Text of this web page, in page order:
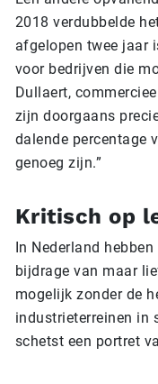
2018 verdubbelde
afgelopen twee jaar
voor bedrijven die
Dullaert,
zijn doorgaans
dalende percentage
genoeg zijn.”
Kritisch op
In Nederland
bijdrage van maar
mogelijk zonder de
industrieterreinen in
schetst een portret